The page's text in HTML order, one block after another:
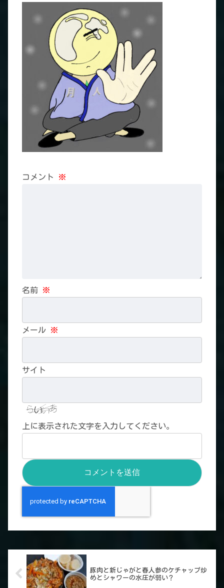
コメント ※
名前 ※
メール ※
サイト
上に表示された文字を入力してください。
豚肉と新じゃがと春人参のケチャップ炒
めとシャワーの水圧が弱い？